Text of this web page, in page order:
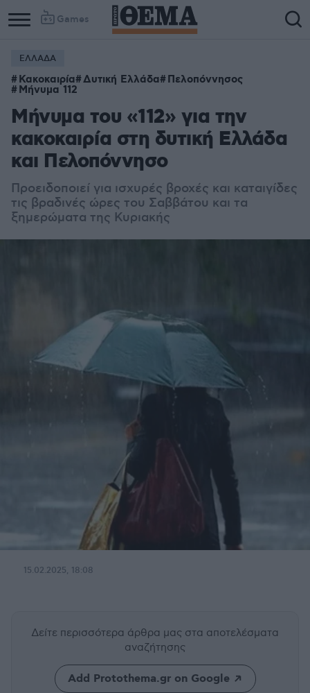
Games
ΕΛΛΑΔΑ
Κακοκαιρία Δυτική Ελλάδα Πελοπόννησος
Μήνυμα 112
Μήνυμα του «112» για την
κακοκαιρία στη δυτική Ελλάδα
και Πελοπόννησο
Προειδοποιεί για ισχυρές βροχές και καταιγίδες
τις βραδινές ώρες του Σαββάτου και τα
ξημερώματα της Κυριακής
15.02.2025, 18:08
Δείτε περισσότερα άρθρα μας στα αποτελέσματα
αναζήτησης
Add Protothema.gr on Google